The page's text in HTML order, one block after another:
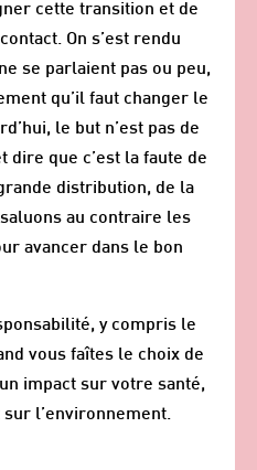
cette transition et de
On s’est rendu
se parlaient pas ou peu,
qu’il faut changer le
le but n’est pas de
que c’est la faute de
distribution, de la
au contraire les
avancer dans le bon
y compris le
vous faîtes le choix de
impact sur votre santé,
l’environnement.